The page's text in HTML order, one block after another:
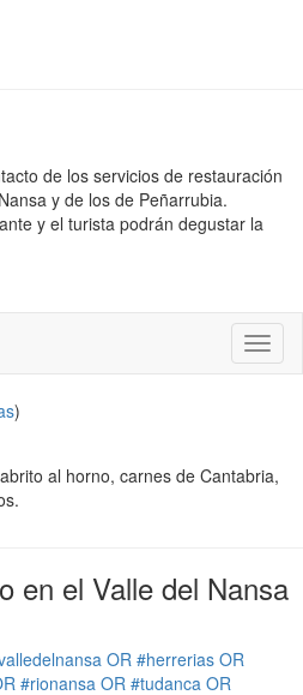
de los servicios de restauración
y de los de Peñarrubia.
y el turista podrán degustar la
)
al horno, carnes de Cantabria,
en el Valle del Nansa
OR #herrerias OR
#rionansa OR #tudanca OR